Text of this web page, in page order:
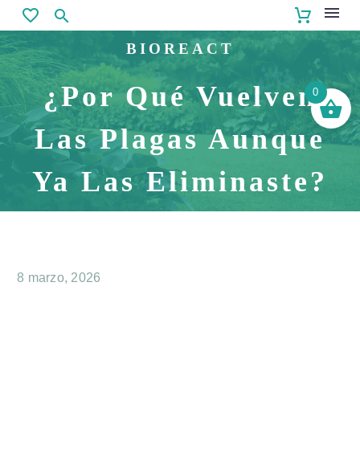
BIOREACT
¿Por Qué Vuelven
Las Plagas Aunque
Ya Las Eliminaste?
8 marzo, 2026
0